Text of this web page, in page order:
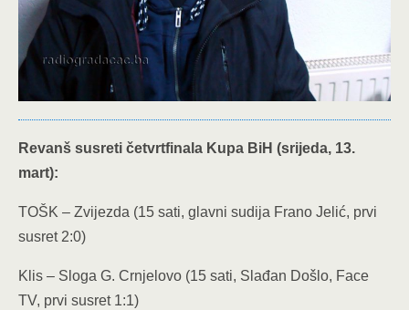
Revanš susreti četvrtfinala Kupa BiH (srijeda, 13.
mart):
TOŠK – Zvijezda (15 sati, glavni sudija Frano Jelić, prvi
susret 2:0)
Klis – Sloga G. Crnjelovo (15 sati, Slađan Došlo, Face
TV, prvi susret 1:1)